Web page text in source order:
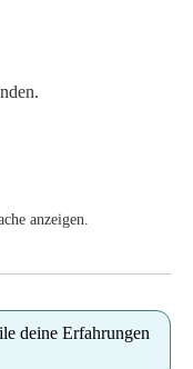
Sternen
anzeigen.
deine Erfahrungen